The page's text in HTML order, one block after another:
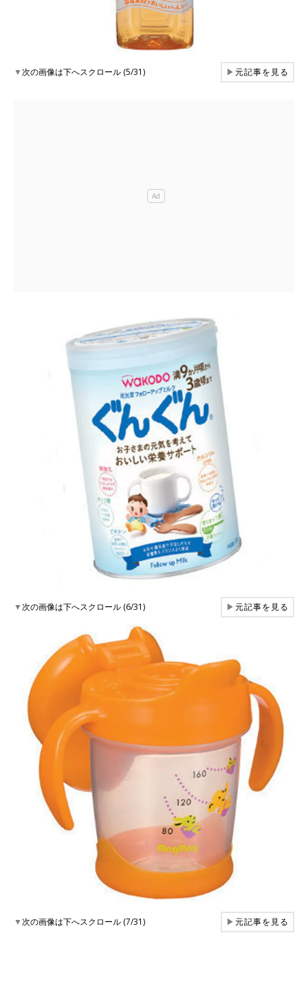
▼次の画像は下へスクロール (5/31) ▶元記事を見る
▼次の画像は下へスクロール (6/31) ▶元記事を見る
▼次の画像は下へスクロール (7/31) ▶元記事を見る